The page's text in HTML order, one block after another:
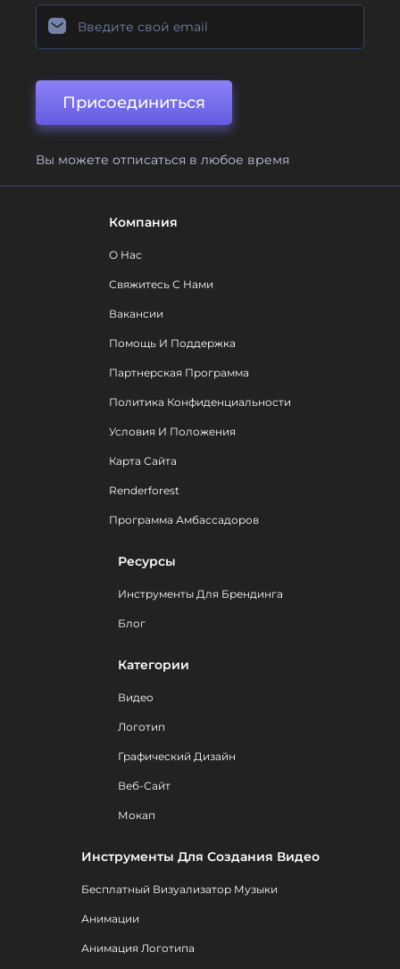
Присоединиться
Вы можете отписаться в любое время
Компания
О Нас
Свяжитесь С Нами
Вакансии
Помощь И Поддержка
Партнерская Программа
Политика Конфиденциальности
Условия И Положения
Карта Сайта
Renderforest
Программа Амбассадоров
Ресурсы
Инструменты Для Брендинга
Блог
Категории
Видео
Логотип
Графический Дизайн
Веб-Сайт
Мокап
Инструменты Для Создания Видео
Бесплатный Визуализатор Музыки
Анимации
Анимация Логотипа